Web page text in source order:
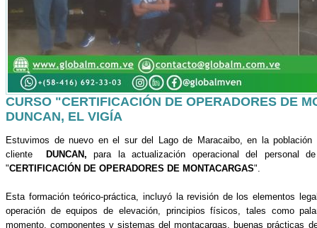
CURSO "CERTIFICACIÓN DE OPERADORES DE
DUNCAN, EL VIGÍA
Estuvimos de nuevo en el sur del Lago de Maracaibo, en la
cliente DUNCAN, para la actualización operacional del personal
"CERTIFICACIÓN DE OPERADORES DE MONTACARGAS".
Esta formación teórico-práctica, incluyó la revisión de los elementos
operación de equipos de elevación, principios físicos, tales como
momento, componentes y sistemas del montacargas, buenas prácticas